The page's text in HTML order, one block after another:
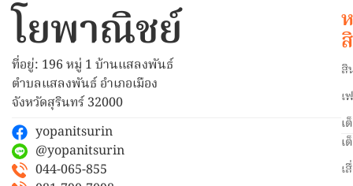
โยพาณิชย์
ที่อยู่: 196 หมู่ 1 บ้านแสลงพันธ์
ตำบลแสลงพันธ์ อำเภอเมือง
จังหวัดสุรินทร์ 32000
yopanitsurin
@yopanitsurin
044-065-855
สิ
เ
เ
เ
เ